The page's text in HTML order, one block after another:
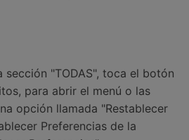
sección "TODAS", toca el botón
para abrir el menú o las
opción llamada "Restablecer
Preferencias de la